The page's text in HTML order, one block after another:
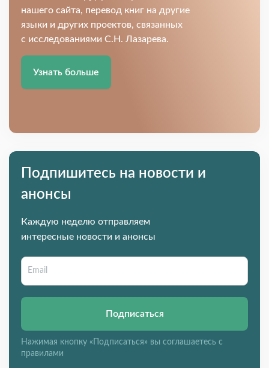
нашего сайта, перевод книг на другие
языки и других проектов, связанных
с исследованиями С.Н. Лазарева.
Узнать больше
Подпишитесь на новости и
анонсы
Каждую неделю отправляем
интересные новости и анонсы
Подписаться
Нажимая кнопку «Подписаться» вы соглашаетесь с
правилами